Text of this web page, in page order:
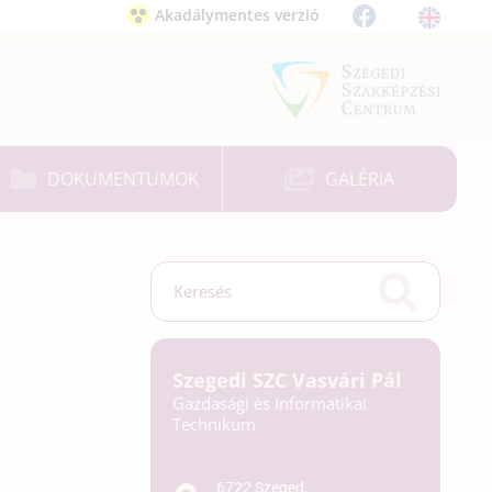
Akadálymentes verzió
DOKUMENTUMOK GALÉRIA
Szegedi SZC Vasvári Pál
Gazdasági és Informatikai
Technikum
6722 Szeged,